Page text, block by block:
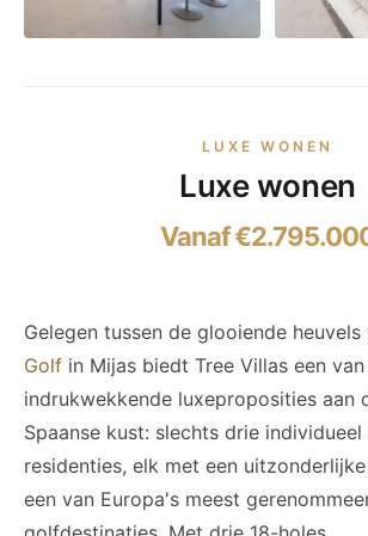
LUXE WONEN
Luxe wonen
Vanaf
Gelegen tussen de glooiende heuvels
Golf in Mijas biedt Tree Villas een
indrukwekkende luxeproposities aan
Spaanse kust: slechts drie
residenties, elk met een
een van Europa's meest